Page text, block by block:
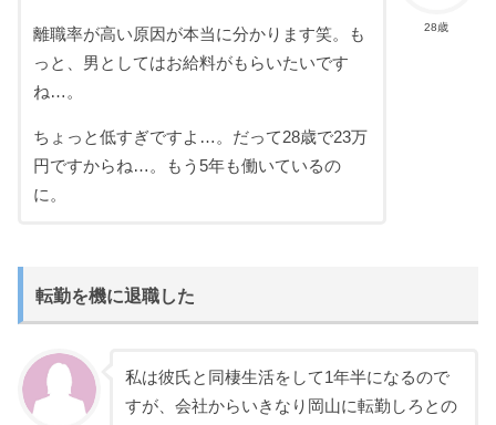
28歳
離職率が高い原因が本当に分かります笑。も
っと、男としてはお給料がもらいたいです
ね…。
ちょっと低すぎですよ…。だって28歳で23万
円ですからね…。もう5年も働いているの
に。
転勤を機に退職した
私は彼氏と同棲生活をして1年半になるので
すが、会社からいきなり岡山に転勤しろとの